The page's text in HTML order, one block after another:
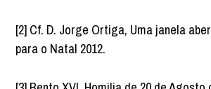
[2] Cf. D. Jorge Ortiga, Uma janela
para o Natal 2012.